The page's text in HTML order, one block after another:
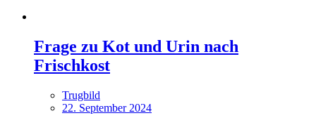
Frage zu Kot und Urin nach
Frischkost
Trugbild
22. September 2024